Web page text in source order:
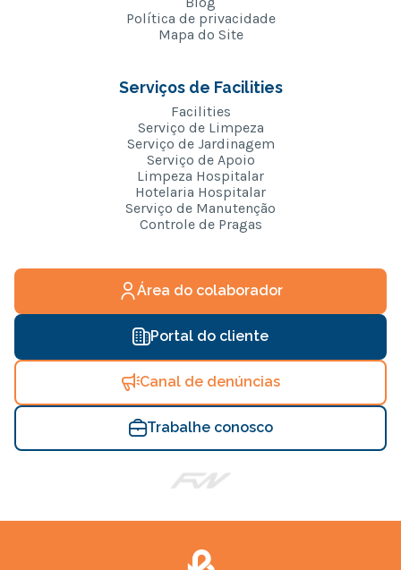
Política de privacidade
Mapa do Site
Serviços de Facilities
Facilities
Serviço de Limpeza
Serviço de Jardinagem
Serviço de Apoio
Limpeza Hospitalar
Hotelaria Hospitalar
Serviço de Manutenção
Controle de Pragas
Área do colaborador
Portal do cliente
Canal de denúncias
Trabalhe conosco